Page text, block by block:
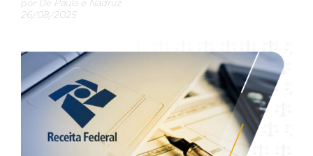
por De Paula e Nadruz
26/08/2025